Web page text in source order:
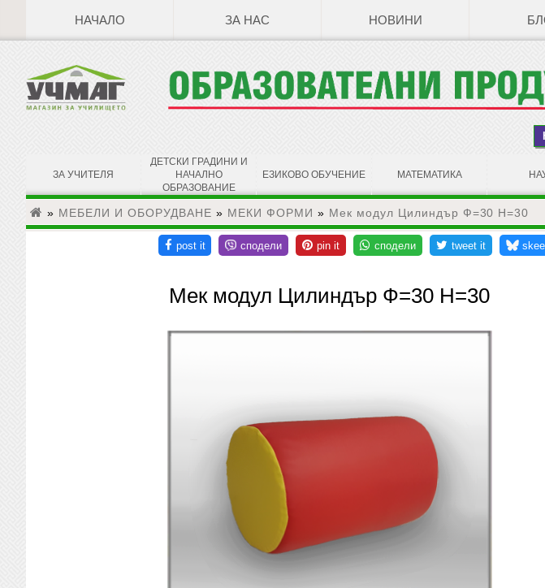
НАЧАЛО ЗА НАС НОВИНИ
ЗА УЧИТЕЛЯ
ДЕТСКИ ГРАДИНИ И
НАЧАЛНО
ОБРАЗОВАНИЕ
ЕЗИКОВО ОБУЧЕНИЕ МАТЕМАТИКА
» МЕБЕЛИ И ОБОРУДВАНЕ » МЕКИ ФОРМИ » Мек модул Цилиндър Ф=30 Н=30
Мек модул Цилиндър Ф=30 Н=30